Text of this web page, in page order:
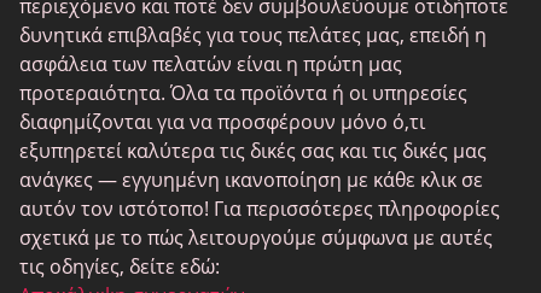
SugarDaddyMeet
LatinAmericanCupid
CatholicMatch
περιεχόμενο και ποτέ δεν συμβουλεύουμε οτιδήποτε
δυνητικά επιβλαβές για τους πελάτες μας, επειδή η
ασφάλεια των πελατών είναι η πρώτη μας
προτεραιότητα. Όλα τα προϊόντα ή οι υπηρεσίες
διαφημίζονται για να προσφέρουν μόνο ό,τι
εξυπηρετεί καλύτερα τις δικές σας και τις δικές μας
ανάγκες — εγγυημένη ικανοποίηση με κάθε κλικ σε
αυτόν τον ιστότοπο! Για περισσότερες πληροφορίες
σχετικά με το πώς λειτουργούμε σύμφωνα με αυτές
τις οδηγίες, δείτε εδώ: